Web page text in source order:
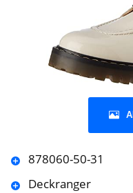
878060-50-31
Deckranger